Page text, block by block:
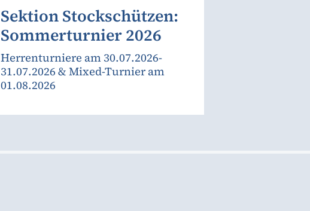
Sektion Stockschützen:
Sommerturnier 2026
Herrenturniere am 30.07.2026-
31.07.2026 & Mixed-Turnier am
01.08.2026